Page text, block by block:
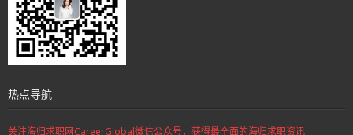
- D6考证考试指导
名企内推
留学生回国服务
热点导航
关注海归求职网CareerGlobal微信公众号，获得最全面的海归求职资讯